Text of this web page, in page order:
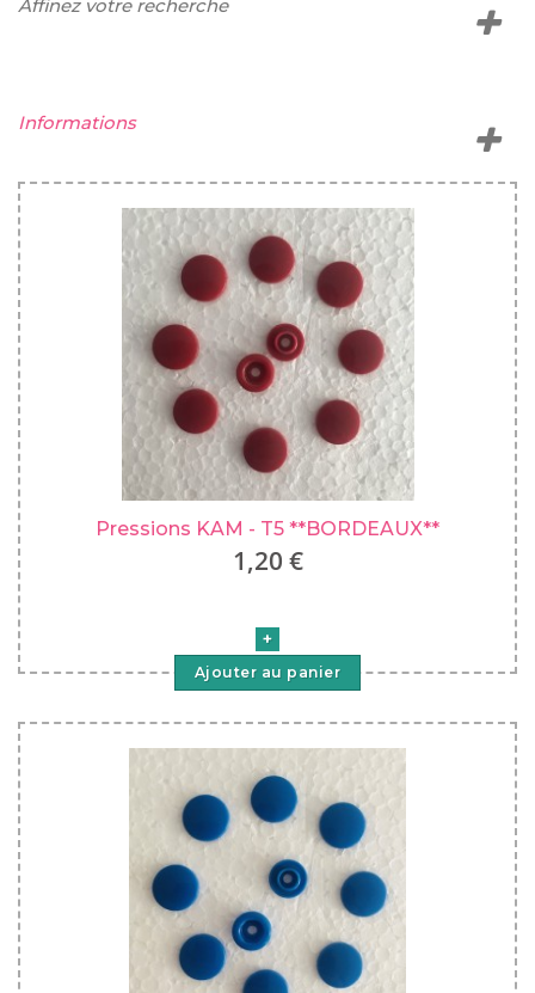
Affinez votre recherche
Informations
Pressions KAM - T5 **BORDEAUX**
1,20 €
Ajouter au panier